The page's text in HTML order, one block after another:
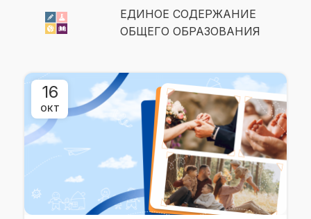
ЕДИНОЕ СОДЕРЖАНИЕ
ОБЩЕГО ОБРАЗОВАНИЯ
16
ОКТ